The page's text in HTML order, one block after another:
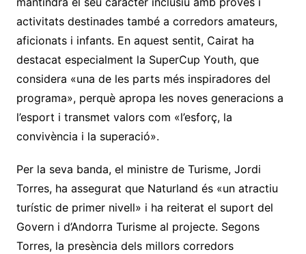
activitats destinades també a corredors amateurs,
aficionats i infants. En aquest sentit, Cairat ha
destacat especialment la SuperCup Youth, que
considera «una de les parts més inspiradores del
programa», perquè apropa les noves generacions a
l’esport i transmet valors com «l’esforç, la
convivència i la superació».
Per la seva banda, el ministre de Turisme, Jordi
Torres, ha assegurat que Naturland és «un atractiu
turístic de primer nivell» i ha reiterat el suport del
Govern i d’Andorra Turisme al projecte. Segons
Torres, la presència dels millors corredors